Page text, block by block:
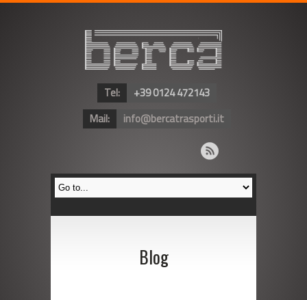
Tel:
+39 0124 472143
Mail:
info@bercatrasporti.it
Blog